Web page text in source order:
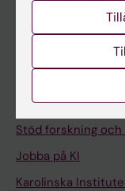
Stöd forskning
Jobba på KI
Karolinska